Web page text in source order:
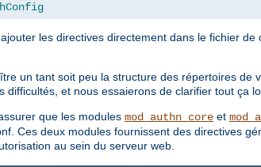
les directives directement dans le fichier
un tant soit peu la structure des répertoires
difficultés, et nous essaierons de clarifier tout ça
que les modules mod_authn_core et
Ces deux modules fournissent des directives
au sein du serveur web.